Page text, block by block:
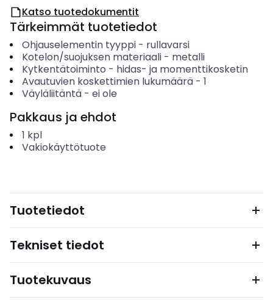
Katso tuotedokumentit
Tärkeimmät tuotetiedot
Ohjauselementin tyyppi- rullavarsi
Kotelon/suojuksen materiaali- metalli
Kytkentätoiminto - hidas- ja momenttikosketin
Avautuvien koskettimien lukumäärä- 1
Väyläliitäntä- ei ole
Pakkaus ja ehdot
1 kpl
Vakiokäyttötuote
Tuotetiedot
Tekniset tiedot
Tuotekuvaus